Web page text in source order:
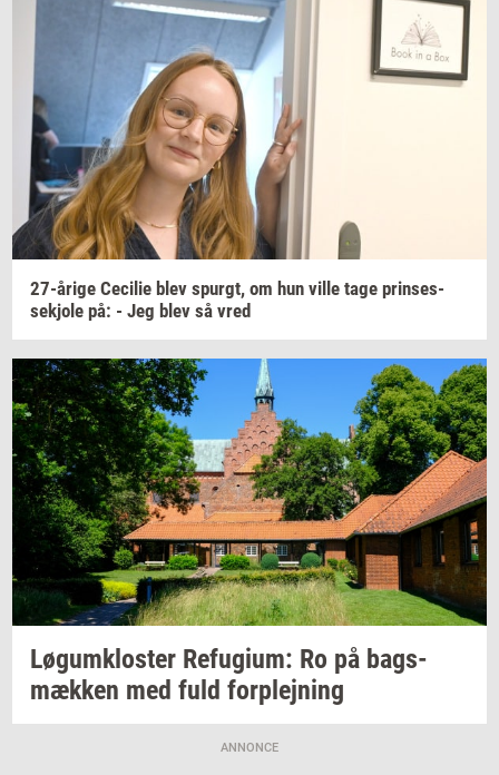
27-​årige Ce­ci­lie blev spurgt, om hun ville tage prin­ses­
sekjo­le på: - Jeg blev så vred
Løgum­klo­ster Re­fu­gi­um: Ro på bags­
mæk­ken med fuld for­plej­ning
ANNONCE